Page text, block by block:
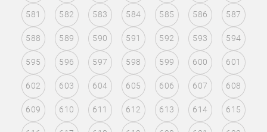
581 582 583 584 585 586 587
588 589 590 591 592 593 594
595 596 597 598 599 600 601
602 603 604 605 606 607 608
609 610 611 612 613 614 615